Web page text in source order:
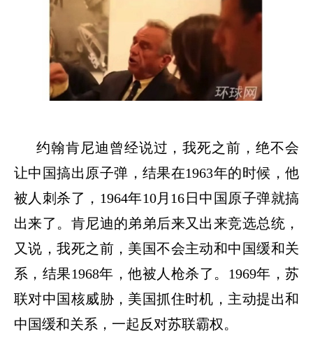
约翰肯尼迪曾经说过，我死之前，绝不会
让中国搞出原子弹，结果在1963年的时候，他
被人刺杀了， 1964年10月 16日中国原子弹就搞
出来了。肯尼迪的弟弟后来又出来竞选总统，
又说，我死之前，美国不会主动和中国缓和关
系，结果1968年，他被人枪杀了。 1969年，苏
联对中国核威胁，美国抓住时机，主动提出和
中国缓和关系，一起反对苏联霸权。